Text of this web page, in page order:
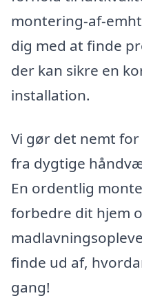
montering-af-
dig med at finde
der kan sikre en
installation.
Vi gør det nemt
fra dygtige
En ordentlig
forbedre dit hjem
finde ud af,
gang!